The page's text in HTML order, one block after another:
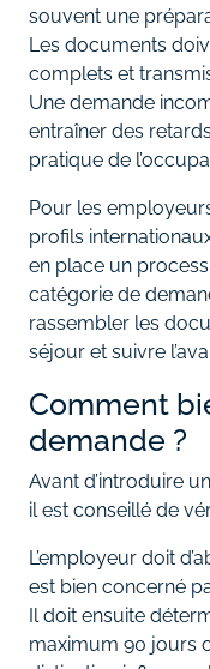
souvent une
Les documents
complets et
Une demande
entraîner des
pratique de
Pour les
profils
en place un
catégorie de
rassembler les
séjour et suivre
Comment
demande ?
Avant d’introduire
il est conseillé de
L’employeur doit
est bien concerné
Il doit ensuite
maximum 90 jours